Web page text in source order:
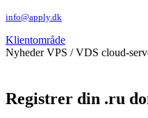
info@apply.dk
Klientområde
Nyheder VPS / VDS cloud-
Registrer din .ru